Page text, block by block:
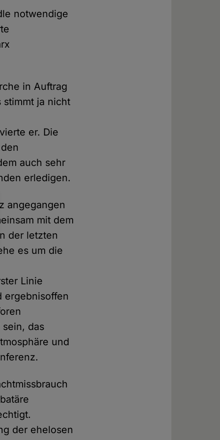
notwendige
in Auftrag
stimmt ja nicht
er. Die
auch sehr
erledigen.
angegangen
mit dem
der letzten
es um die
Linie
ergebnisoffen
das
und
der ehelosen